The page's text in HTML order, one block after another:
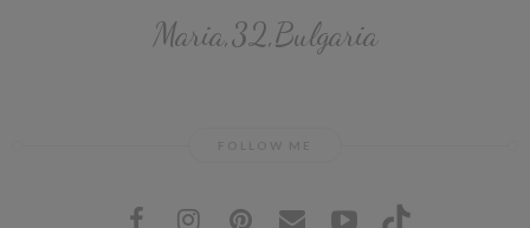
Maria,32,Bulgaria